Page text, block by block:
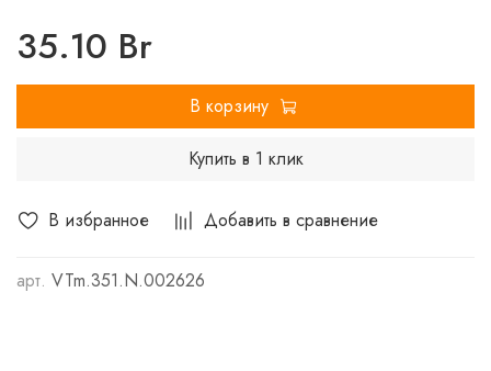
В избранное Добавить в сравнение
арт. VTm.351.N.002626
35.10 Br
В корзину
Купить в 1 клик